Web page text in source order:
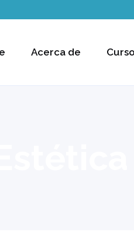
Acerca de